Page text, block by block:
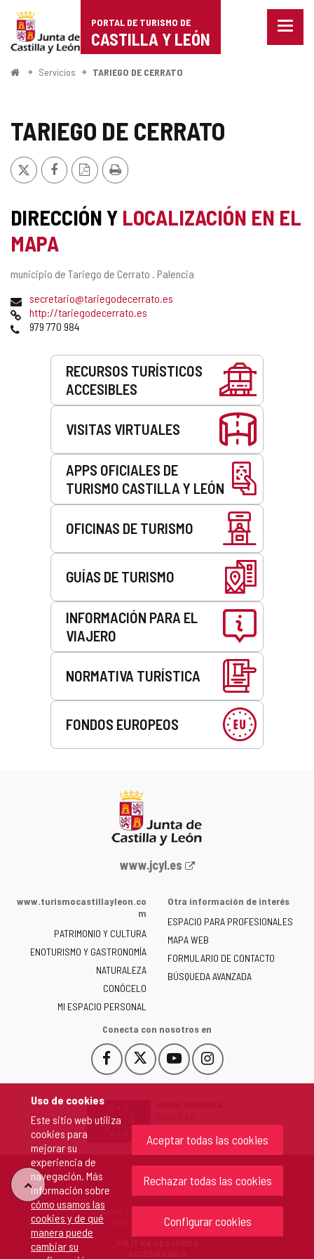
Uso de cookies
Este sitio web utiliza
cookies para
mejorar su
experiencia de
navegación. Más
información sobre
cómo usamos las
cookies y de qué
manera puede
cambiar su
Aceptar todas las cookies
Rechazar todas las cookies
Configurar cookies
Portal
de
Turismo
Castilla
León
PORTAL DE TURISMO DE
CASTILLA Y LEÓN
Menu
InicioServicios TARIEGO DE CERRATO
TARIEGO DE CERRATO
X FacebookVersión
PDF
Imprimir
DIRECCIÓN Y LOCALIZACIÓN EN EL
MAPA
Dirección
municipio de Tariego de Cerrato . Palencia
Dirección
de
correo
secretario@tariegodecerrato.es
Página
Web
http://tariegodecerrato.es
Teléfonos
979 770 984
RECURSOS TURÍSTICOS
ACCESIBLES
VISITAS VIRTUALES
APPS OFICIALES DE
TURISMO CASTILLA Y LEÓN
OFICINAS DE TURISMO
GUÍAS DE TURISMO
INFORMACIÓN PARA EL
VIAJERO
NORMATIVA TURÍSTICA
FONDOS EUROPEOS
Portal
la
de
Castilla
y
León
-
www.jcyl.es
www.turismocastillayleon.co
m
PATRIMONIO Y CULTURA
ENOTURISMO Y GASTRONOMÍA
NATURALEZA
CONÓCELO
MI ESPACIO PERSONAL
Otra información de interés
ESPACIO PARA PROFESIONALES
MAPA WEB
FORMULARIO DE CONTACTO
BÚSQUEDA AVANZADA
Conecta con nosotros en
Facebook
Este
enlace
en
nueva.
Este
enlace
una
ventana
nueva.
YouTube
Este
enlace
una
ventana
nueva.
Instagram
Este
enlace
una
ventana
nueva.
"Volver
arriba"
Copyright 2026 - Junta de Castilla y León
Todos los derechos reservados.